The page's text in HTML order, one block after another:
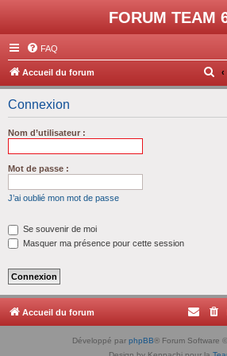
FORUM TEAM
FAQ
Accueil du forum
R
e
Connexion
Nom d’utilisateur :
Mot de passe :
J’ai oublié mon mot de passe
Se souvenir de moi
Masquer ma présence pour cette session
Accueil du forum
Développé par phpBB® Forum Software